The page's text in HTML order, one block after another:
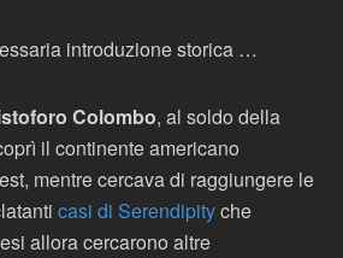
introduzione storica …
Colombo, al soldo della
il continente americano
mentre cercava di raggiungere le
casi di Serendipityche
allora cercarono altre